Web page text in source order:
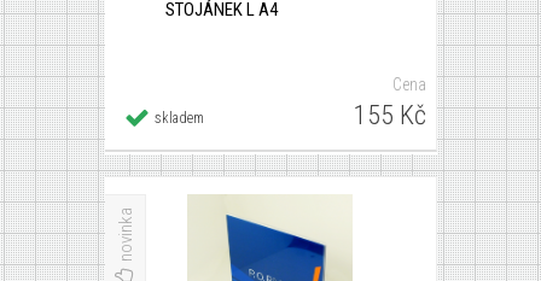
STOJÁNEK L A4
Cena
155 Kč
skladem
novinka
×